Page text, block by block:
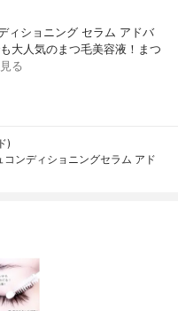
ィショニング セラム アドバ
大人気のまつ毛美容液！まつ
る
)
ンディショニングセラム アド